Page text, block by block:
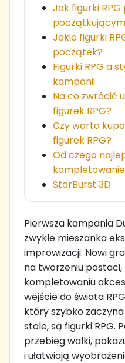
Jak figurki
Jakie figurki
początek?
Figurki RPG a
kampanii
Na co zwrócić
figurek RPG?
Czy warto
figurek RPG?
Od czego
StarBurst 3D
Pierwsza kampania
zwykle mieszanka
improwizacji. Nowi
na tworzeniu postaci,
kompletowaniu
wejście do świata
który szybko
stole, są figurki RPG.
przebieg walki,
i ułatwiają